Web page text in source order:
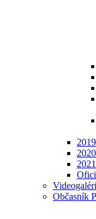
2019
2020
2021
Občasník